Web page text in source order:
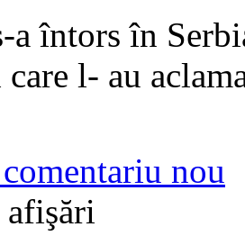
întors în
l- au
nou
afişări